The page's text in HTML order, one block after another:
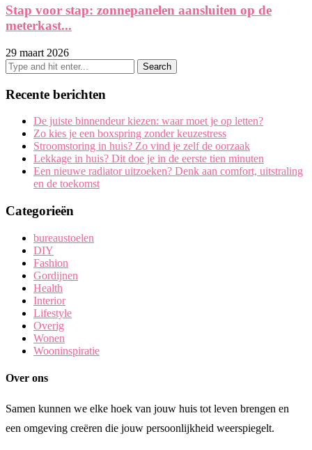
Stap voor stap: zonnepanelen aansluiten op de
meterkast...
29 maart 2026
Recente berichten
De juiste binnendeur kiezen: waar moet je op letten?
Zo kies je een boxspring zonder keuzestress
Stroomstoring in huis? Zo vind je zelf de oorzaak
Lekkage in huis? Dit doe je in de eerste tien minuten
Een nieuwe radiator uitzoeken? Denk aan comfort, uitstraling
en de toekomst
Categorieën
bureaustoelen
DIY
Fashion
Gordijnen
Health
Interior
Lifestyle
Overig
Wonen
Wooninspiratie
Over ons
Samen kunnen we elke hoek van jouw huis tot leven brengen en
een omgeving creëren die jouw persoonlijkheid weerspiegelt.